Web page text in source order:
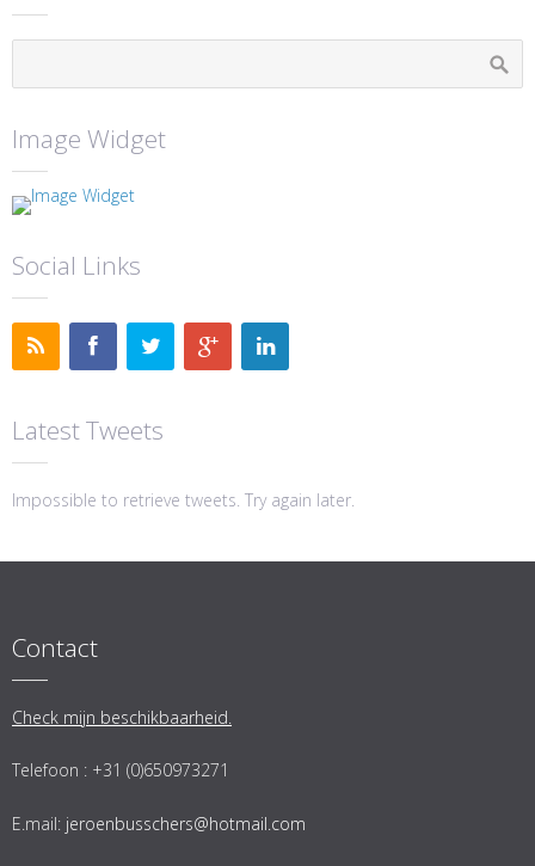
Image Widget
Social Links
Latest Tweets
Impossible to retrieve tweets. Try again later.
Contact
Check mijn beschikbaarheid.
Telefoon : +31 (0)650973271
E.mail: jeroenbusschers@hotmail.com